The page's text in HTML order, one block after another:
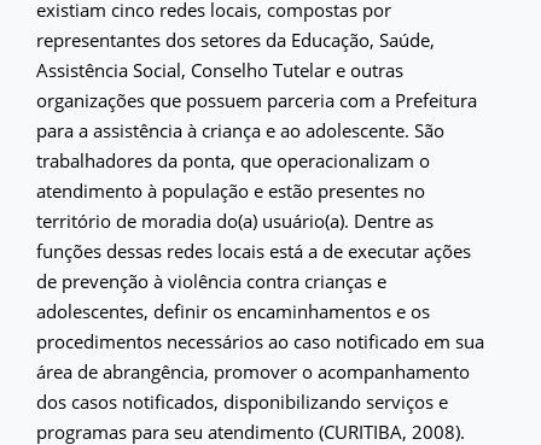
existiam cinco redes locais, compostas por
representantes dos setores da Educação, Saúde,
Assistência Social, Conselho Tutelar e outras
organizações que possuem parceria com a Prefeitura
para a assistência à criança e ao adolescente. São
trabalhadores da ponta, que operacionalizam o
atendimento à população e estão presentes no
território de moradia do(a) usuário(a). Dentre as
funções dessas redes locais está a de executar ações
de prevenção à violência contra crianças e
adolescentes, definir os encaminhamentos e os
procedimentos necessários ao caso notificado em sua
área de abrangência, promover o acompanhamento
dos casos notificados, disponibilizando serviços e
programas para seu atendimento (CURITIBA, 2008).